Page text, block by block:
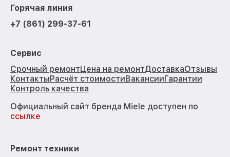
Горячая линия
+7 (861) 299-37-61
Сервис
Срочный ремонтЦена на ремонтДоставкаОтзывы
КонтактыРасчёт стоимостиВакансииГарантии
Контроль качества
Официальный сайт бренда Miele доступен по
ссылке
Ремонт техники